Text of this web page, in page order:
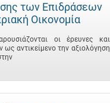
των Επιδράσεων
Οικονομία
οι έρευνες και
αντικείμενο την αξιολόγηση